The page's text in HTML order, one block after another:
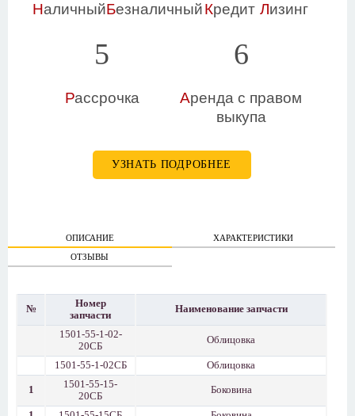
НаличныйБезналичныйКредит Лизинг
5
Рассрочка
6
Аренда с правом
выкупа
УЗНАТЬ ПОДРОБНЕЕ
ОПИСАНИЕ
ХАРАКТЕРИСТИКИ
ОТЗЫВЫ
№
Номер
запчасти
Наименование запчасти
1501-55-1-02-
20СБ
Облицовка
1501-55-1-02СБ Облицовка
1
1501-55-15-
20СБ
Боковина